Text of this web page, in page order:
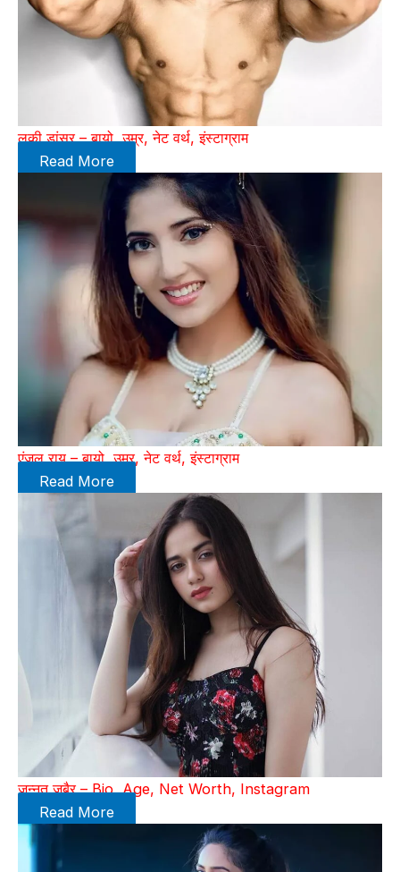
लकी डांसर – बायो, उम्र, नेट वर्थ, इंस्टाग्राम
Read More
एंजल राय – बायो, उम्र, नेट वर्थ, इंस्टाग्राम
Read More
जन्नत जुबैर – Bio, Age, Net Worth, Instagram
Read More